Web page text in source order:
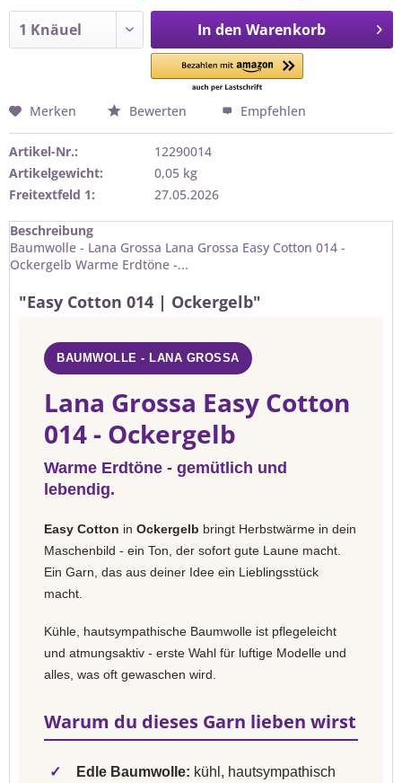
In den Warenkorb
Merken Bewerten Empfehlen
Artikel-Nr.:
12290014
Artikelgewicht:
0,05 kg
Freitextfeld 1:
27.05.2026
Beschreibung
Baumwolle - Lana Grossa Lana Grossa Easy Cotton 014 -
Ockergelb Warme Erdtöne -...
"Easy Cotton 014 | Ockergelb"
BAUMWOLLE - LANA GROSSA
Lana Grossa Easy Cotton
014 - Ockergelb
Warme Erdtöne - gemütlich und
lebendig.
Easy Cotton in Ockergelb bringt Herbstwärme in dein
Maschenbild - ein Ton, der sofort gute Laune macht.
Ein Garn, das aus deiner Idee ein Lieblingsstück
macht.
Kühle, hautsympathische Baumwolle ist pflegeleicht
und atmungsaktiv - erste Wahl für luftige Modelle und
alles, was oft gewaschen wird.
Warum du dieses Garn lieben wirst
✓ Edle Baumwolle: kühl, hautsympathisch